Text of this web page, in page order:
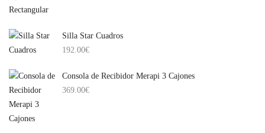
Silla Star Cuadros
192.00€
Consola de Recibidor Merapi 3 Cajones
369.00€